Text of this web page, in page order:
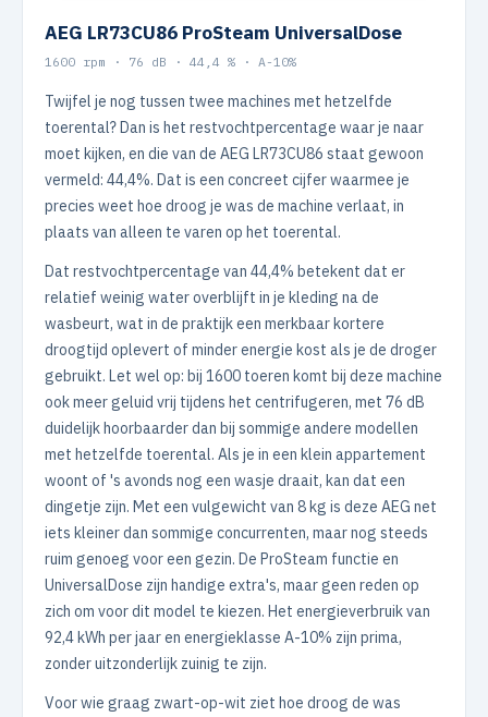
AEG LR73CU86 ProSteam UniversalDose
1600 rpm · 76 dB · 44,4 % · A-10%
Twijfel je nog tussen twee machines met hetzelfde
toerental? Dan is het restvochtpercentage waar je naar
moet kijken, en die van de AEG LR73CU86 staat gewoon
vermeld: 44,4%. Dat is een concreet cijfer waarmee je
precies weet hoe droog je was de machine verlaat, in
plaats van alleen te varen op het toerental.
Dat restvochtpercentage van 44,4% betekent dat er
relatief weinig water overblijft in je kleding na de
wasbeurt, wat in de praktijk een merkbaar kortere
droogtijd oplevert of minder energie kost als je de droger
gebruikt. Let wel op: bij 1600 toeren komt bij deze machine
ook meer geluid vrij tijdens het centrifugeren, met 76 dB
duidelijk hoorbaarder dan bij sommige andere modellen
met hetzelfde toerental. Als je in een klein appartement
woont of 's avonds nog een wasje draait, kan dat een
dingetje zijn. Met een vulgewicht van 8 kg is deze AEG net
iets kleiner dan sommige concurrenten, maar nog steeds
ruim genoeg voor een gezin. De ProSteam functie en
UniversalDose zijn handige extra's, maar geen reden op
zich om voor dit model te kiezen. Het energieverbruik van
92,4 kWh per jaar en energieklasse A-10% zijn prima,
zonder uitzonderlijk zuinig te zijn.
Voor wie graag zwart-op-wit ziet hoe droog de was